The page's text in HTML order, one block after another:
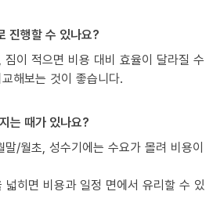
진행할 수 있나요?
이 적으면 비용 대비 효율이 달라질 수
해보는 것이 좋습니다.
는 때가 있나요?
/월초, 성수기에는 수요가 몰려 비용이
넓히면 비용과 일정 면에서 유리할 수 있